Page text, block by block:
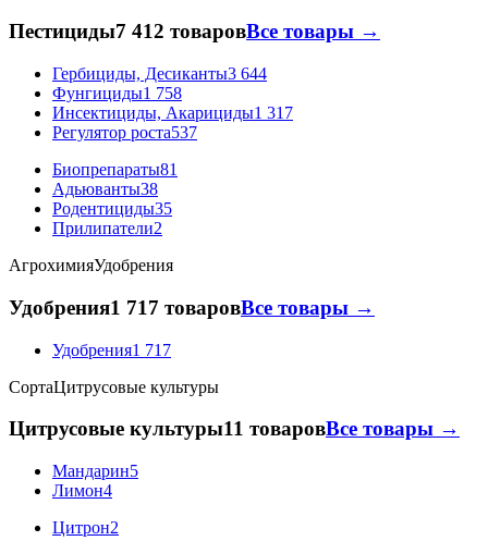
Пестициды7 412 товаровВсе товары →
Гербициды, Десиканты3 644
Фунгициды1 758
Инсектициды, Акарициды1 317
Регулятор роста537
Биопрепараты81
Адьюванты38
Родентициды35
Прилипатели2
АгрохимияУдобрения
Удобрения1 717 товаровВсе товары →
Удобрения1 717
СортаЦитрусовые культуры
Цитрусовые культуры11 товаровВсе товары →
Мандарин5
Лимон4
Цитрон2